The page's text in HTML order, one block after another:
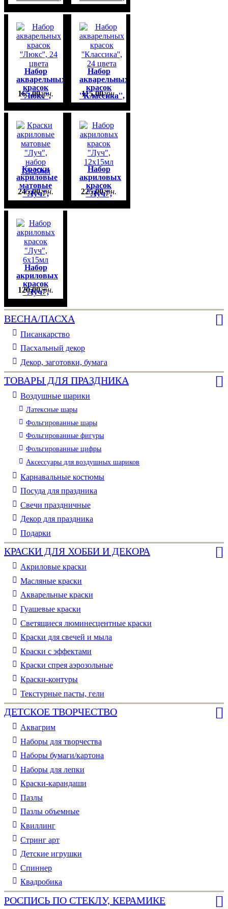
12 цветов
18 цветов
Набор
акварельных
красок
''Люкс'',
24 цвета
165,00грн.
Набор
акварельных
красок
''Классика'',
24 цвета
115,00грн.
Краски
акриловые
матовые
"Луч",
набор
12х20мл
245,00грн.
Набор
акриловых
красок
"Луч",
12х15мл
225,00грн.
Набор
акриловых
красок
"Луч",
6х15мл
120,00грн.
ВЕСНА/ПАСХА
Писанкарство
Пасхальный декор
Декор, заготовки, бумага
ТОВАРЫ ДЛЯ ПРАЗДНИКА
Воздушные шарики
Латексные шары
Фольгированные шары
Фольгированные фигуры
Фольгированные цифры
Аксессуары для воздушных шариков
Карнавальные костюмы
Посуда для праздника
Свечи праздничные
Декор для праздника
Подарки
КРАСКИ ДЛЯ ХОББИ И ДЕКОРА
Акриловые краски
Масляные краски
Акварельные краски
Гуашевые краски
Светящиеся люминесцентные краски
Краски для свечей и мыла
Краски с эффектами
Краски спрея аэрозольные
Краски-контуры
Текстурные пасты, гели
ДЕТСКОЕ ТВОРЧЕСТВО
Аквагрим
Наборы для творчества
Наборы бумаги/картона
Наборы для лепки
Краски-карандаши
Пазлы
Пазлы объемные
Квиллинг
Стринг арт
Детские игрушки
Спиннер
Квадробика
РОСПИСЬ ПО СТЕКЛУ, КЕРАМИКЕ